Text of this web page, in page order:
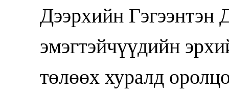
Дээрхийн
эмэгтэйчүүдийн
төлөөх хуралд